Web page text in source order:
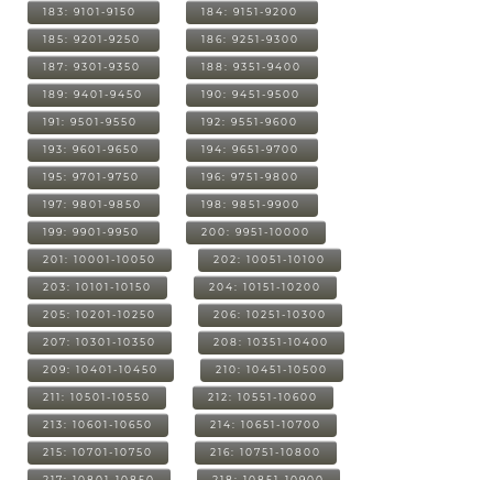
183: 9101-9150 184: 9151-9200
185: 9201-9250 186: 9251-9300
187: 9301-9350 188: 9351-9400
189: 9401-9450 190: 9451-9500
191: 9501-9550 192: 9551-9600
193: 9601-9650 194: 9651-9700
195: 9701-9750 196: 9751-9800
197: 9801-9850 198: 9851-9900
199: 9901-9950 200: 9951-10000
201: 10001-10050 202: 10051-10100
203: 10101-10150 204: 10151-10200
205: 10201-10250 206: 10251-10300
207: 10301-10350 208: 10351-10400
209: 10401-10450 210: 10451-10500
211: 10501-10550 212: 10551-10600
213: 10601-10650 214: 10651-10700
215: 10701-10750 216: 10751-10800